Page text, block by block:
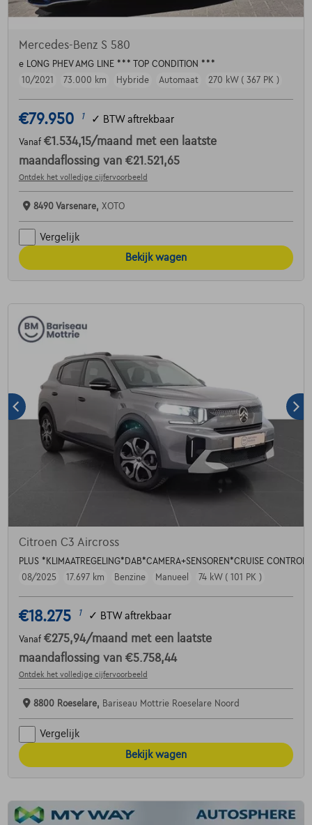
Mercedes-Benz S 580
e LONG PHEV AMG LINE *** TOP CONDITION ***
10/2021
73.000 km Hybride Automaat 270 kW ( 367 PK )
€79.950 1 ✓ BTW aftrekbaar
Vanaf €1.534,15/maand met een laatste
maandaflossing van €21.521,65
Ontdek het volledige cijfervoorbeeld
8490 Varsenare, XOTO
Vergelijk
Bekijk wagen
Citroen C3 Aircross
PLUS *KLIMAATREGELING*DAB*CAMERA+SENSOREN*CRUISE CONTROL*
08/2025
17.697 km Benzine Manueel 74 kW ( 101 PK )
€18.275 1 ✓ BTW aftrekbaar
Vanaf €275,94/maand met een laatste
maandaflossing van €5.758,44
Ontdek het volledige cijfervoorbeeld
8800 Roeselare, Bariseau Mottrie Roeselare Noord
Vergelijk
Bekijk wagen